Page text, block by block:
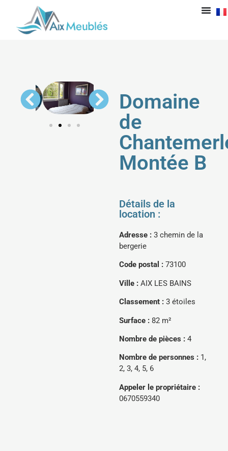
Domaine
de
Montée B
Détails de la
location :
Adresse : 3 chemin de la
bergerie
Code postal : 73100
Ville : AIX LES BAINS
Classement : 3 étoiles
Surface : 82 m²
Nombre de pièces : 4
Nombre de personnes : 1,
2, 3, 4, 5, 6
Appeler le propriétaire :
0670559340